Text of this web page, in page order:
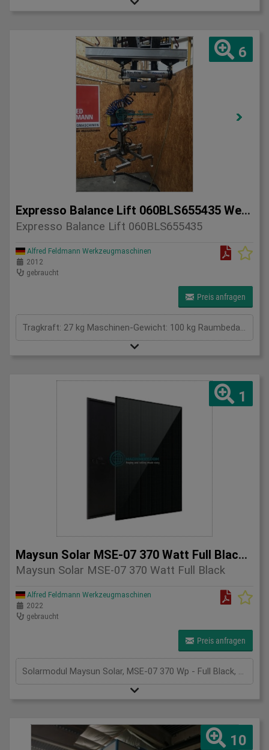
6
Expresso Balance Lift 060BLS655435 Werkzeuggreife
Expresso Balance Lift 060BLS655435
Alfred Feldmann Werkzeugmaschinen
2012
gebraucht
Preis anfragen
Tragkraft: 27 kg Maschinen-Gewicht: 100 kg Raumbedarf (B x T x H): 1,1 x 0,25 x 0,5 / 0,6 x 0,5 x 0,67 m Zustand: sehr gut Greifer für Werkzeuge oder andere Teile. Das Teilegewicht kann zum Heben/Senken eingestellt werden. Funktionen: Heben/Senken, Greifen, Schwenken, Greiferaufnahme 0,42 x 0,5 m Zubehör: kein weiteres Zubehör
1
Maysun Solar MSE-07 370 Watt Full Black Solarmodul
Maysun Solar MSE-07 370 Watt Full Black
Alfred Feldmann Werkzeugmaschinen
2022
gebraucht
Preis anfragen
Solarmodul Maysun Solar, MSE-07 370 Wp - Full Black, Mono PU Modul, 1755 mm x 1038 mm x 30 mm, Länge Anschlusskabel 110 cm, nur Abholung
10